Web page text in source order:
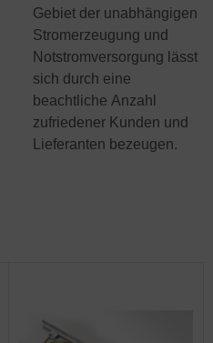
Gebiet der unabhängigen
Stromerzeugung und
Notstromversorgung lässt
sich durch eine
beachtliche Anzahl
zufriedener Kunden und
Lieferanten bezeugen.